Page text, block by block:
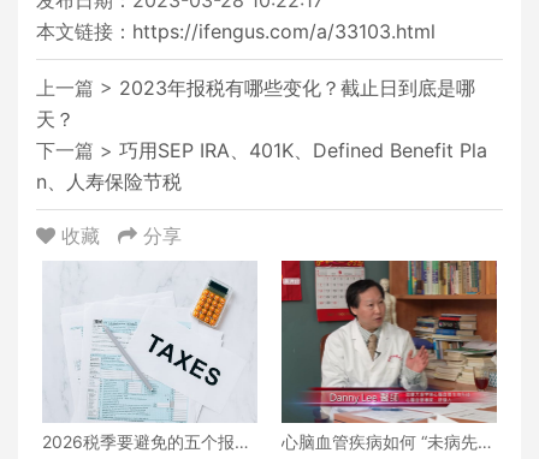
本文链接： https://ifengus.com/a/33103.html
上一篇 > 2023年报税有哪些变化？截止日到底是哪
天？
下一篇 > 巧用SEP IRA、401K、Defined Benefit Pla
n、人寿保险节税
收藏 分享
2026税季要避免的五个报税
心脑血管疾病如何 “未病先